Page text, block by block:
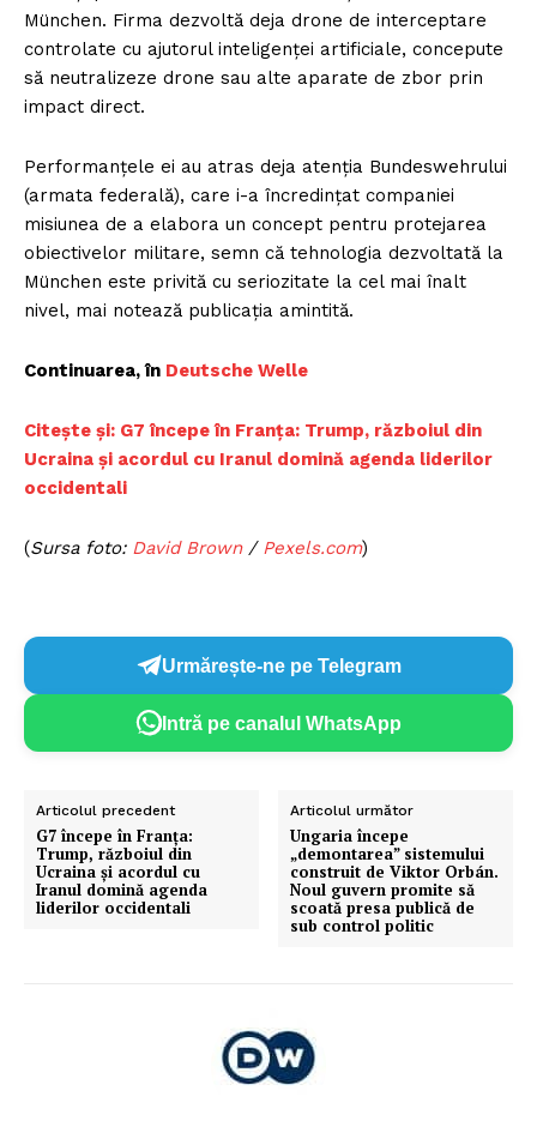
München. Firma dezvoltă deja drone de interceptare
controlate cu ajutorul inteligenței artificiale, concepute
să neutralizeze drone sau alte aparate de zbor prin
impact direct.
Performanțele ei au atras deja atenția Bundeswehrului
(armata federală), care i-a încredințat companiei
misiunea de a elabora un concept pentru protejarea
obiectivelor militare, semn că tehnologia dezvoltată la
München este privită cu seriozitate la cel mai înalt
nivel, mai notează publicația amintită.
Continuarea, în Deutsche Welle
Citește și: G7 începe în Franța: Trump, războiul din
Ucraina și acordul cu Iranul domină agenda liderilor
occidentali
(Sursa foto: David Brown/ Pexels.com)
Urmărește-ne pe Telegram
Intră pe canalul WhatsApp
Articolul precedent
G7 începe în Franța:
Trump, războiul din
Ucraina și acordul cu
Iranul domină agenda
liderilor occidentali
Articolul următor
Ungaria începe
„demontarea” sistemului
construit de Viktor Orbán.
Noul guvern promite să
scoată presa publică de
sub control politic